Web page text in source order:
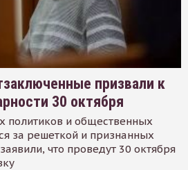
призвали к
30 октября
политиков и общественных
за решеткой и признанных
что проведут 30 октября